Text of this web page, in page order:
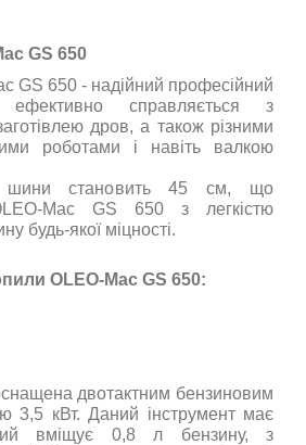
GS 650
GS 650 - надійний професійний
ефективно справляється з
дров, а також різними
роботами і навіть валкою
шини становить 45 см, що
Маc GS 650 з легкістю
будь-якої міцності.
OLEO-Маc GS 650:
двотактним бензиновим
3,5 кВт. Даний інструмент має
вміщує 0,8 л бензину, з